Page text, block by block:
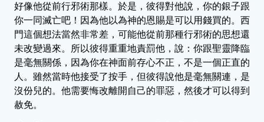
好像他從前行邪術那樣。於是，彼得對他說，你的銀子跟
你一同滅亡吧！因為他以為神的恩賜是可以用錢買的。西
門這個想法當然非常差，可能他從前那種行邪術的思想還
未改變過來。所以彼得重重地責罰他，說：你跟聖靈降臨
是毫無關係，因為你在神面前存心不正，不是一個正直的
人。雖然當時他接受了按手，但彼得說他是毫無關連，是
沒份兒的。他需要悔改離開自己的罪惡，然後才可以得到
赦免。